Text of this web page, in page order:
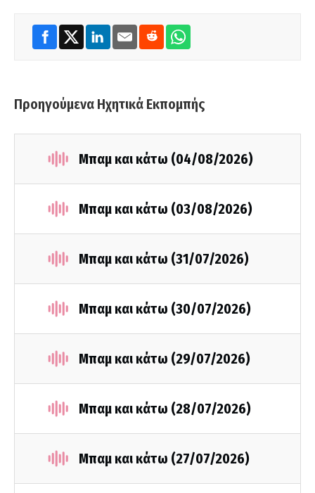
Προηγούμενα Ηχητικά Εκπομπής
Μπαμ και κάτω (04/08/2026)
Μπαμ και κάτω (03/08/2026)
Μπαμ και κάτω (31/07/2026)
Μπαμ και κάτω (30/07/2026)
Μπαμ και κάτω (29/07/2026)
Μπαμ και κάτω (28/07/2026)
Μπαμ και κάτω (27/07/2026)